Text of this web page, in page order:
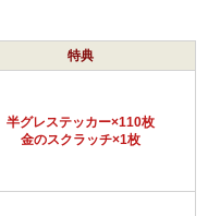
特典
半グレステッカー×110枚
金のスクラッチ×1枚